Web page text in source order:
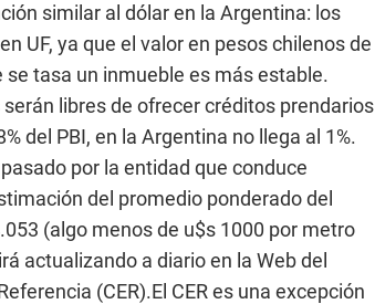
similar al dólar en la Argentina: los
UF, ya que el valor en pesos chilenos de
tasa un inmueble es más estable.
libres de ofrecer créditos prendarios
del PBI, en la Argentina no llega al 1%.
por la entidad que conduce
del promedio ponderado del
(algo menos de u$s 1000 por metro
actualizando a diario en la Web del
(CER).El CER es una excepción